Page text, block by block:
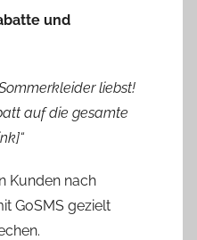
und
liebst!
auf die gesamte
Kunden nach
GoSMS gezielt